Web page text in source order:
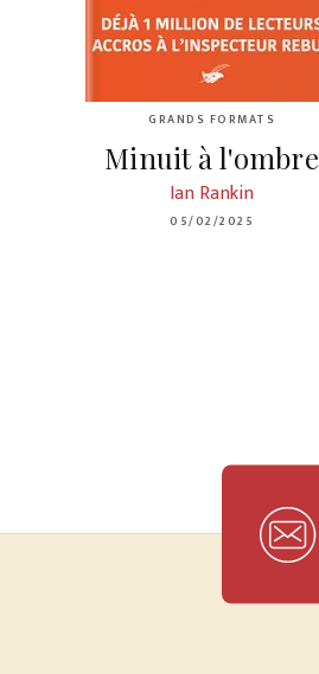
GRANDS FORMATS
Minuit à l'ombre
Ian Rankin
05/02/2025